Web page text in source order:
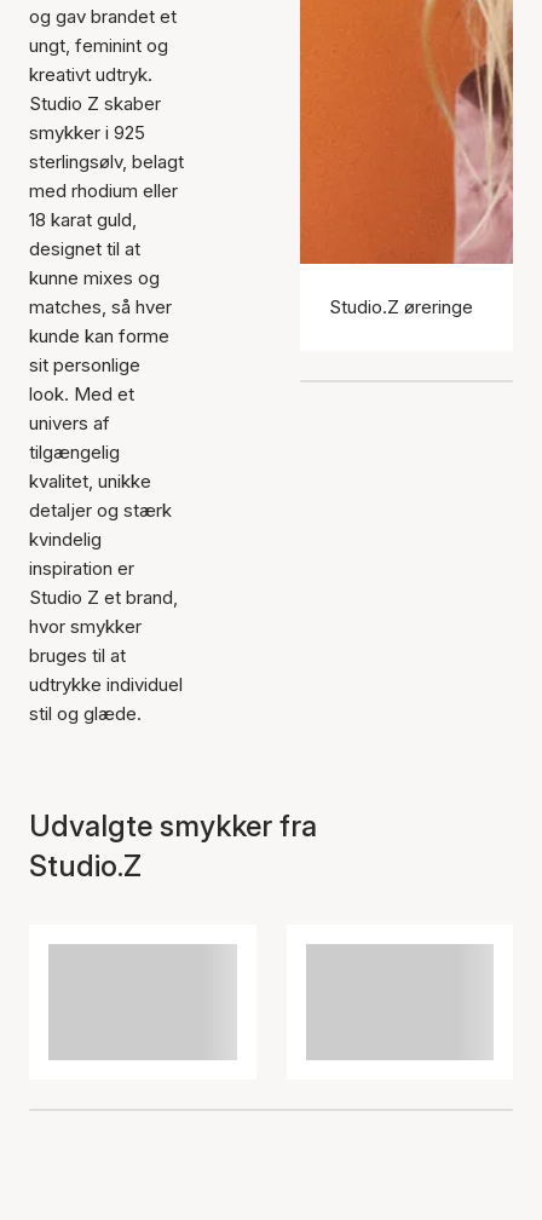
og gav brandet et
ungt, feminint og
kreativt udtryk.
Studio Z skaber
smykker i 925
sterlingsølv, belagt
med rhodium eller
18 karat guld,
designet til at
kunne mixes og
matches, så hver
kunde kan forme
sit personlige
look. Med et
univers af
tilgængelig
kvalitet, unikke
detaljer og stærk
kvindelig
inspiration er
Studio Z et brand,
hvor smykker
bruges til at
udtrykke individuel
stil og glæde.
Studio.Z øreringe
Udvalgte smykker fra
Studio.Z